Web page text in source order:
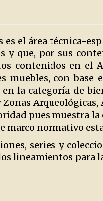
el área técnica-
que, por sus
contenidos en el
muebles, con base
la categoría de
pues muestra
marco normativo
series y
lineamientos para